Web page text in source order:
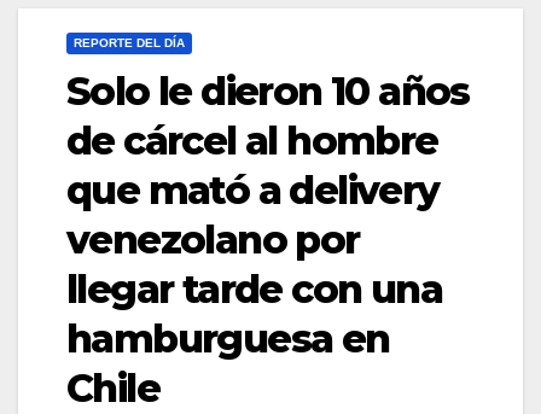
REPORTE DEL DÍA
Solo le dieron 10 años
de cárcel al hombre
que mató a delivery
venezolano por
llegar tarde con una
hamburguesa en
Chile